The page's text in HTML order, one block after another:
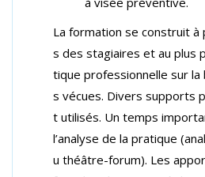
La formation se construit
s des stagiaires et au plus
tique professionnelle sur la
s vécues. Divers supports
t utilisés. Un temps
l’analyse de la pratique
u théâtre-forum). Les